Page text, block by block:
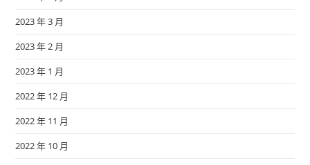
2023 年 3 月
2023 年 2 月
2023 年 1 月
2022 年 12 月
2022 年 11 月
2022 年 10 月